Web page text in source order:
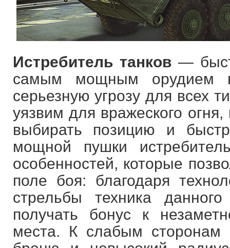
Истребитель танков—
самым мощным орудием
серьезную угрозу для всех
уязвим для вражеского
выбирать позицию и
мощной пушки
особенностей, которые
поле боя: благодаря
стрельбы техника
получать бонус к
места. К слабым